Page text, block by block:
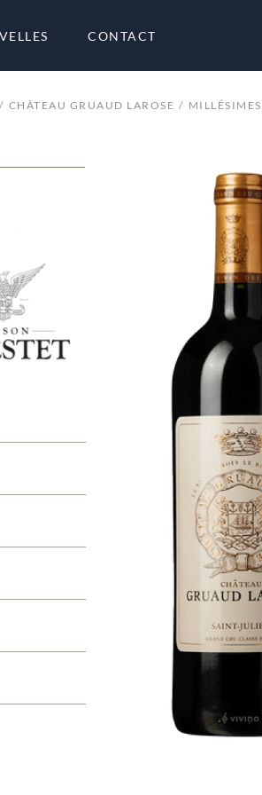
CONTACT
CHÂTEAU GRUAUD LAROSE MILLÉSIMES